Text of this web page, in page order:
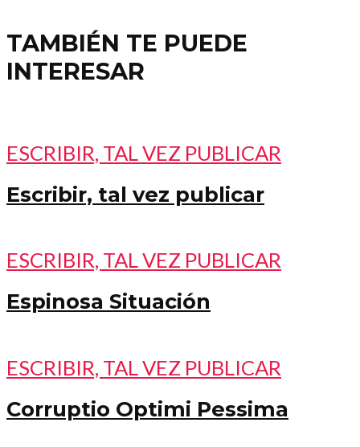
TAMBIÉN TE PUEDE
INTERESAR
ESCRIBIR, TAL VEZ PUBLICAR
Escribir, tal vez publicar
ESCRIBIR, TAL VEZ PUBLICAR
Espinosa Situación
ESCRIBIR, TAL VEZ PUBLICAR
Corruptio Optimi Pessima